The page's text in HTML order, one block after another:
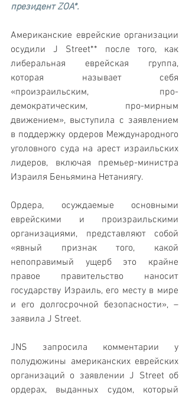
президент ZOA*.
Американские еврейские организации
осудили J Street** после того, как
либеральная еврейская группа,
которая называет себя
«произраильским, про-
демократическим, про-мирным
движением», выступила с заявлением
в поддержку ордеров Международного
уголовного суда на арест израильских
лидеров, включая премьер-министра
Израиля Беньямина Нетаниягу.
Ордера, осуждаемые основными
еврейскими и произраильскими
организациями, представляют собой
«явный признак того, какой
непоправимый ущерб это крайне
правое правительство наносит
государству Израиль, его месту в мире
и его долгосрочной безопасности», –
заявила J Street.
JNS запросила комментарии у
полудюжины американских еврейских
организаций о заявлении J Street об
ордерах, выданных судом, который